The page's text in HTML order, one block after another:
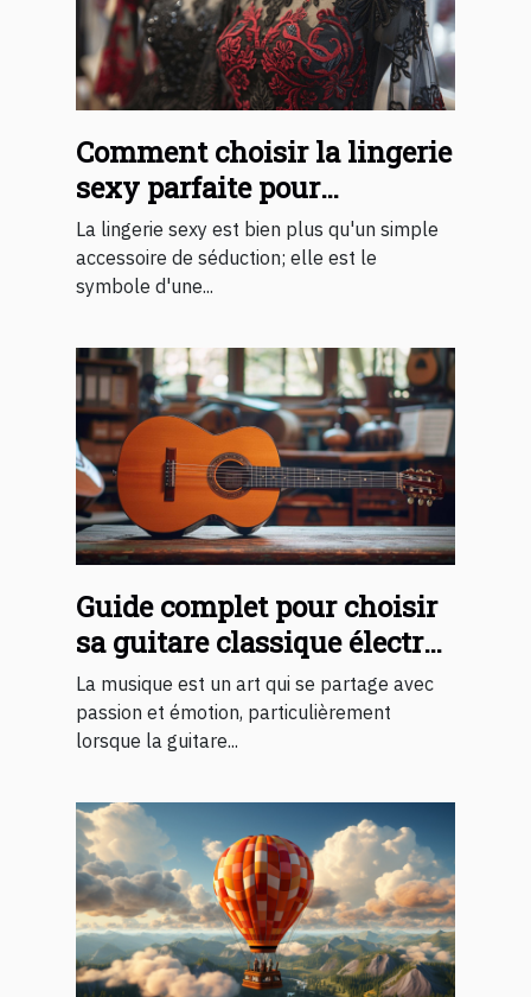
Comment choisir la lingerie
sexy parfaite pour
surprendre votre partenaire
La lingerie sexy est bien plus qu'un simple
accessoire de séduction; elle est le
symbole d'une...
Guide complet pour choisir
sa guitare classique électro-
acoustique
La musique est un art qui se partage avec
passion et émotion, particulièrement
lorsque la guitare...